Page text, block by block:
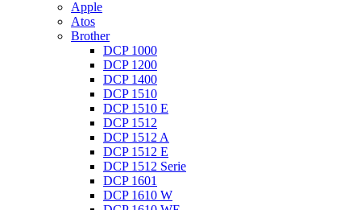
Apple
Atos
Brother
DCP 1000
DCP 1200
DCP 1400
DCP 1510
DCP 1510 E
DCP 1512
DCP 1512 A
DCP 1512 E
DCP 1512 Serie
DCP 1601
DCP 1610 W